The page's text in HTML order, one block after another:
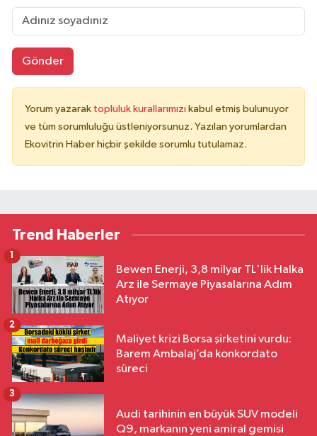
Gönder
Yorum yazarak topluluk kurallarımızı kabul etmiş bulunuyor
ve tüm sorumluluğu üstleniyorsunuz. Yazılan yorumlardan
Ekovitrin Haber hiçbir şekilde sorumlu tutulamaz.
Trend Haberler
Bewen Enerji, 3,8 milyar TL'lik Halka
Arz ile Sermaye Piyasalarına Adım
Atıyor
Maliyet krizi Borsa şirketini vurdu:
Barem Ambalaj’da konkordato
süreci
2
Audi tarihinin en büyük SUV modeli
Q9, markanın yeni amiral gemisi
3